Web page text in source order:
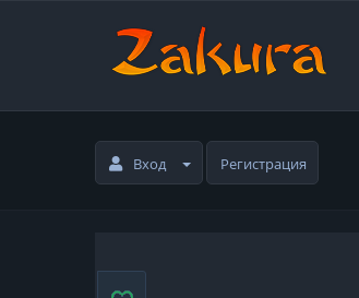
Вход Регистрация